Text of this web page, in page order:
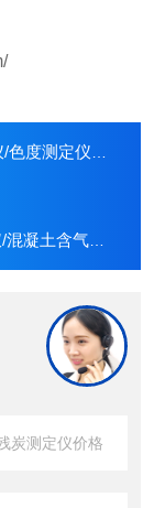
测定仪价格
量测定仪价格